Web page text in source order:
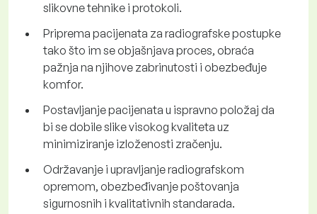
slikovne tehnike i protokoli.
Priprema pacijenata za radiografske postupke
tako što im se objašnjava proces, obraća
pažnja na njihove zabrinutosti i obezbeđuje
komfor.
Postavljanje pacijenata u ispravno položaj da
bi se dobile slike visokog kvaliteta uz
minimiziranje izloženosti zračenju.
Održavanje i upravljanje radiografskom
opremom, obezbeđivanje poštovanja
sigurnosnih i kvalitativnih standarada.